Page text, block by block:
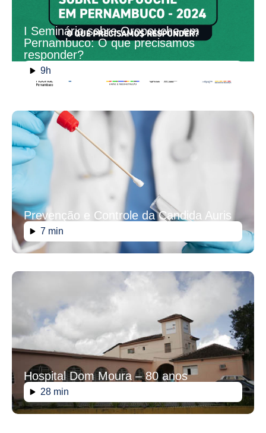
I Seminário sobre Oropouche em
Pernambuco: O que precisamos
responder?
9h
Prevenção e Controle da Candida Auris
7 min
Hospital Dom Moura – 80 anos
28 min